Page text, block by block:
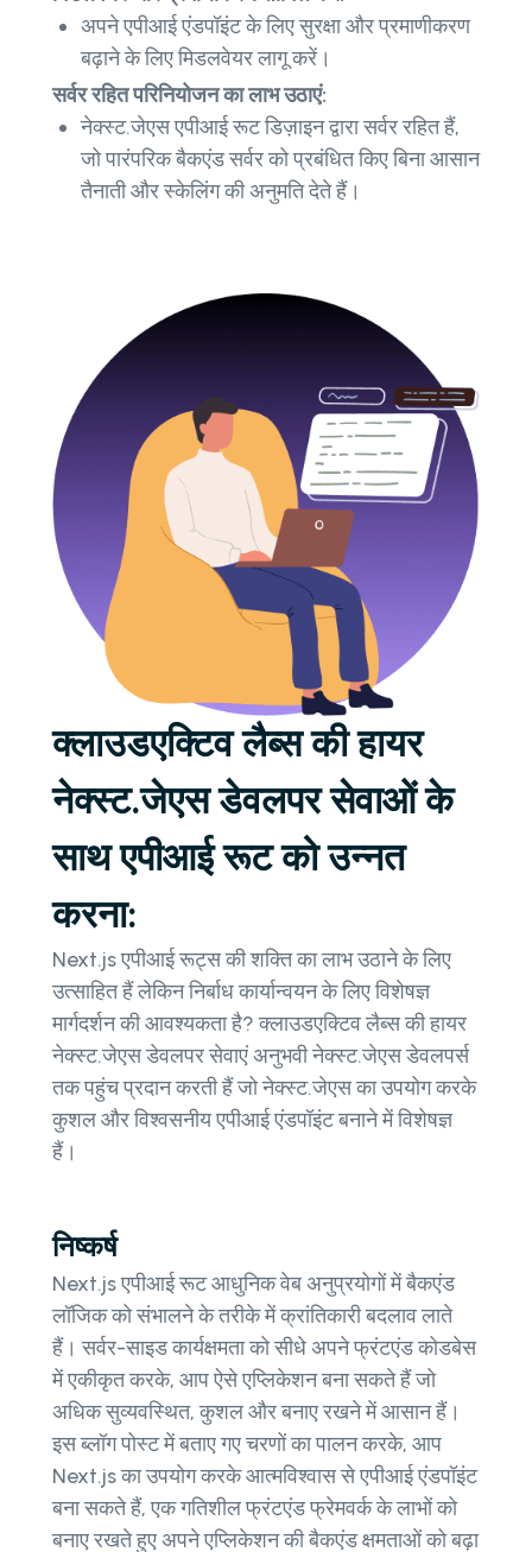
अपने एपीआई एंडपॉइंट के लिए सुरक्षा और प्रमाणीकरण
बढ़ाने के लिए मिडलवेयर लागू करें।
सर्वर रहित परिनियोजन का लाभ उठाएं:
नेक्स्ट.जेएस एपीआई रूट डिज़ाइन द्वारा सर्वर रहित हैं,
जो पारंपरिक बैकएंड सर्वर को प्रबंधित किए बिना आसान
तैनाती और स्केलिंग की अनुमति देते हैं।
क्लाउडएक्टिव लैब्स की हायर
नेक्स्ट.जेएस डेवलपर सेवाओं के
साथ एपीआई रूट को उन्नत
करना:
Next.js एपीआई रूट्स की शक्ति का लाभ उठाने के लिए
उत्साहित हैं लेकिन निर्बाध कार्यान्वयन के लिए विशेषज्ञ
मार्गदर्शन की आवश्यकता है? क्लाउडएक्टिव लैब्स की हायर
नेक्स्ट.जेएस डेवलपर सेवाएं अनुभवी नेक्स्ट.जेएस डेवलपर्स
तक पहुंच प्रदान करती हैं जो नेक्स्ट.जेएस का उपयोग करके
कुशल और विश्वसनीय एपीआई एंडपॉइंट बनाने में विशेषज्ञ
हैं।
निष्कर्ष
Next.js एपीआई रूट आधुनिक वेब अनुप्रयोगों में बैकएंड
लॉजिक को संभालने के तरीके में क्रांतिकारी बदलाव लाते
हैं। सर्वर-साइड कार्यक्षमता को सीधे अपने फ्रंटएंड कोडबेस
में एकीकृत करके, आप ऐसे एप्लिकेशन बना सकते हैं जो
अधिक सुव्यवस्थित, कुशल और बनाए रखने में आसान हैं।
इस ब्लॉग पोस्ट में बताए गए चरणों का पालन करके, आप
Next.js का उपयोग करके आत्मविश्वास से एपीआई एंडपॉइंट
बना सकते हैं, एक गतिशील फ्रंटएंड फ्रेमवर्क के लाभों को
बनाए रखते हुए अपने एप्लिकेशन की बैकएंड क्षमताओं को बढ़ा